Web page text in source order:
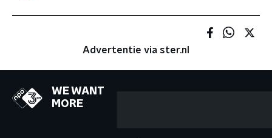
Advertentie via ster.nl
WE WANT
MORE